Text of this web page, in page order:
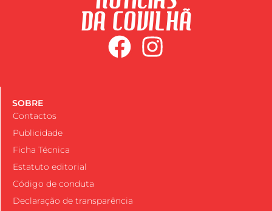
SOBRE
Contactos
Publicidade
Ficha Técnica
Estatuto editorial
Código de conduta
Declaração de transparência